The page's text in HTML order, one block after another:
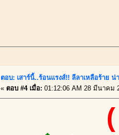
ตอบ: เสาร์นี้..ร้อนแรงส์!! ลีลาเหลือร้าย
« ตอบ #4 เมื่อ: 01:12:06 AM 28 มีนาคม